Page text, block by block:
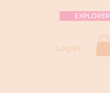
EXPLORER
Log in